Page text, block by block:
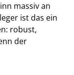
massiv an
ist das ein
robust,
der